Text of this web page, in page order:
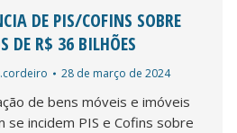
DE PIS/COFINS SOBRE
DE R$ 36 BILHÕES
28 de março de 2024
de bens móveis e imóveis
se incidem PIS e Cofins sobre